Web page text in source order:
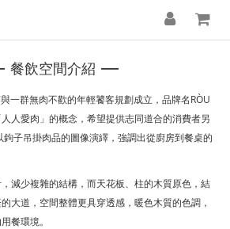
餐飲空間介紹 ―
一群無肉不歡的年輕饕客規劃成立，品牌名RÒU
人愛肉」的概念，希望提供志同道合的消費者另
子吊掛肉品的圖像演繹，強調出從廚房到餐桌的
減少複雜的結構，而天花板、柱的木質原色，結
大道，空間整體更具穿透感，暖色木質的色調，
餐環境。